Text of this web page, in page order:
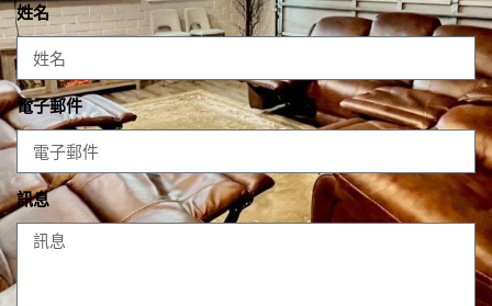
姓名
電子郵件
訊息